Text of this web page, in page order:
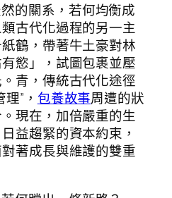
的關系，若何均衡成
古代化過程的另一主
鶴，帶著牛土豪對林
慾」，試圖包裹並壓
青，傳統古代化途徑
”， 包養故事周遭的狀
現在，加倍嚴重的生
益趨緊的資本約束，
著成長與維護的雙重